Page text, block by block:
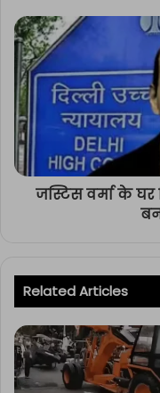
जस्टिस वर्मा के
Related Articles